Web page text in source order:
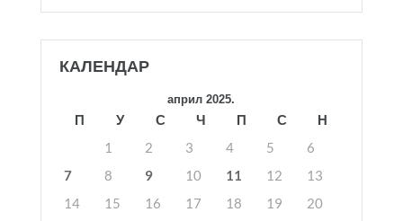
КАЛЕНДАР
април 2025.
П У С Ч П С
Н
1
2 3 4 5
6
7
8 9 10 11 12
13
14
15 16 17 18 19
20